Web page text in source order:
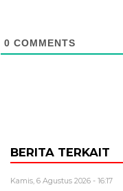
0 COMMENTS
BERITA TERKAIT
Kamis, 6 Agustus 2026 - 16:17